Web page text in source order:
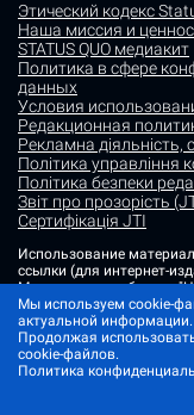
Этический кодекс
Наша миссия и
STATUS QUO медиакит
Политика в сфере
данных
Условия
Редакционная
Рекламна діяльність,
Політика управління
Політика безпеки
Звіт про прозорість
Сертифікація JTI
Использование
ссылки (для интернет-
Материалы в рубриках
размещаются на правах
партнерства.
Изображения,
информации об
сгенерированными ИИ
Мы используем cookie-
актуальной информации.
Продолжая
cookie-файлов.
Политика